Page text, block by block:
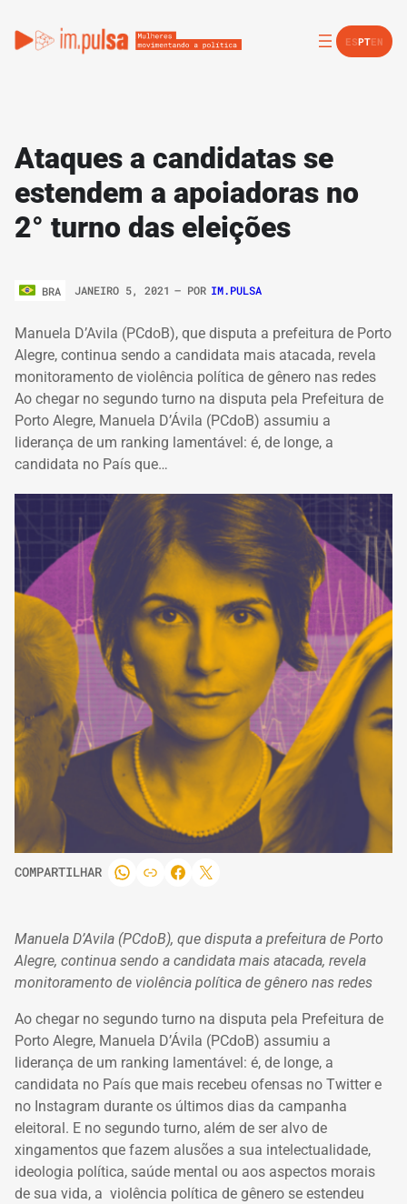
ESPTEN
Ataques a candidatas se
estendem a apoiadoras no
2° turno das eleições
BRA JANEIRO 5, 2021 – POR IM.PULSA
Manuela D’Avila (PCdoB), que disputa a prefeitura de Porto
Alegre, continua sendo a candidata mais atacada, revela
monitoramento de violência política de gênero nas redes
Ao chegar no segundo turno na disputa pela Prefeitura de
Porto Alegre, Manuela D’Ávila (PCdoB) assumiu a
liderança de um ranking lamentável: é, de longe, a
candidata no País que…
COMPARTILHAR
Manuela D’Avila (PCdoB), que disputa a prefeitura de Porto
Alegre, continua sendo a candidata mais atacada, revela
monitoramento de violência política de gênero nas redes
Ao chegar no segundo turno na disputa pela Prefeitura de
Porto Alegre, Manuela D’Ávila (PCdoB) assumiu a
liderança de um ranking lamentável: é, de longe, a
candidata no País que mais recebeu ofensas no Twitter e
no Instagram durante os últimos dias da campanha
eleitoral. E no segundo turno, além de ser alvo de
xingamentos que fazem alusões a sua intelectualidade,
ideologia política, saúde mental ou aos aspectos morais
de sua vida, a violência política de gênero se estendeu